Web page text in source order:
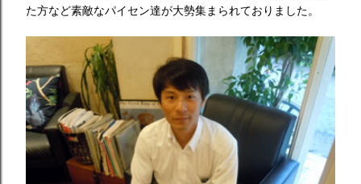
た方など素敵なパイセン達が大勢集まられておりました。